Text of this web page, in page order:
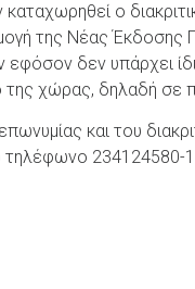
ο
της Νέας
εφόσον δεν υπάρχει
χώρας, δηλαδή σε
και του
τηλέφωνο 234124580-1